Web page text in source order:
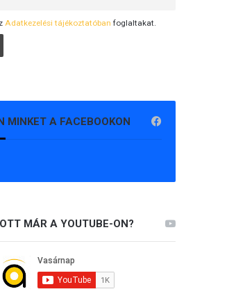
Adatkezelési tájékoztatóban foglaltakat.
MINKET A FACEBOOKON
MÁR A YOUTUBE-ON?